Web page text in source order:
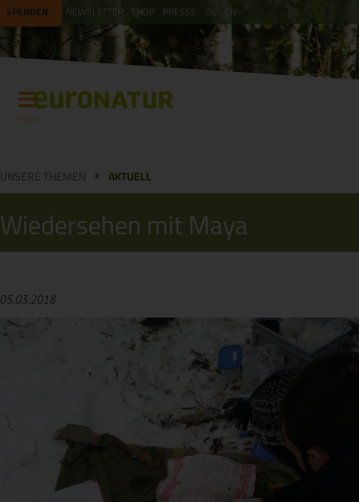
SPENDEN NEWSLETTER SHOP PRESSE EN
UNSERE THEMEN AKTUELL
Wiedersehen mit Maya
05.03.2018